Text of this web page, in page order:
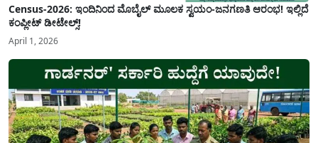
Census-2026: ಇಂದಿನಿಂದ ಮೊಬೈಲ್ ಮೂಲಕ ಸ್ವಯಂ-ಜನಗಣತಿ ಆರಂಭ! ಇಲ್ಲಿದೆ
ಕಂಪ್ಲೀಟ್ ಡೀಟೇಲ್ಸ್!
April 1, 2026